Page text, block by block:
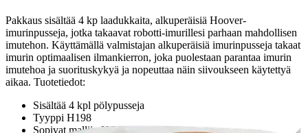
Pakkaus sisältää 4 kp laadukkaita, alkuperäisiä Hoover-
imurinpusseja, jotka takaavat robotti-imurillesi parhaan mahdollisen
imutehon. Käyttämällä valmistajan alkuperäisiä imurinpusseja takaat
imurin optimaalisen ilmankierron, joka puolestaan parantaa imurin
imutehoa ja suorituskykyä ja nopeuttaa näin siivoukseen käytettyä
aikaa. Tuotetiedot:
Sisältää 4 kpl pölypusseja
Tyyppi H198
Sopivat malliin HG550DP 011